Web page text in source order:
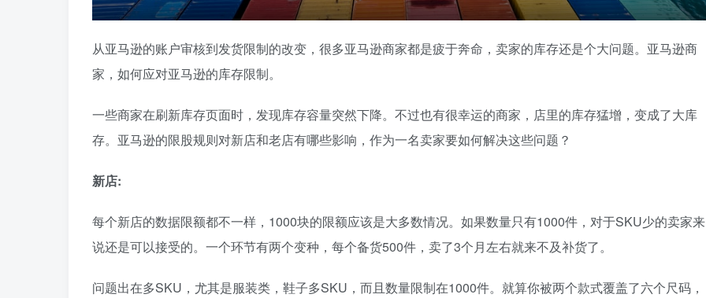
从亚马逊的账户审核到发货限制的改变，很多亚马逊商家都是疲于奔命，卖家的库存还是个大问题。亚马逊商
家，如何应对亚马逊的库存限制。
一些商家在刷新库存页面时，发现库存容量突然下降。不过也有很幸运的商家，店里的库存猛增，变成了大库
存。亚马逊的限股规则对新店和老店有哪些影响，作为一名卖家要如何解决这些问题？
新店:
每个新店的数据限额都不一样，1000块的限额应该是大多数情况。如果数量只有1000件，对于SKU少的卖家来
说还是可以接受的。一个环节有两个变种，每个备货500件，卖了3个月左右就来不及补货了。
问题出在多SKU，尤其是服装类，鞋子多SKU，而且数量限制在1000件。就算你被两个款式覆盖了六个尺码，